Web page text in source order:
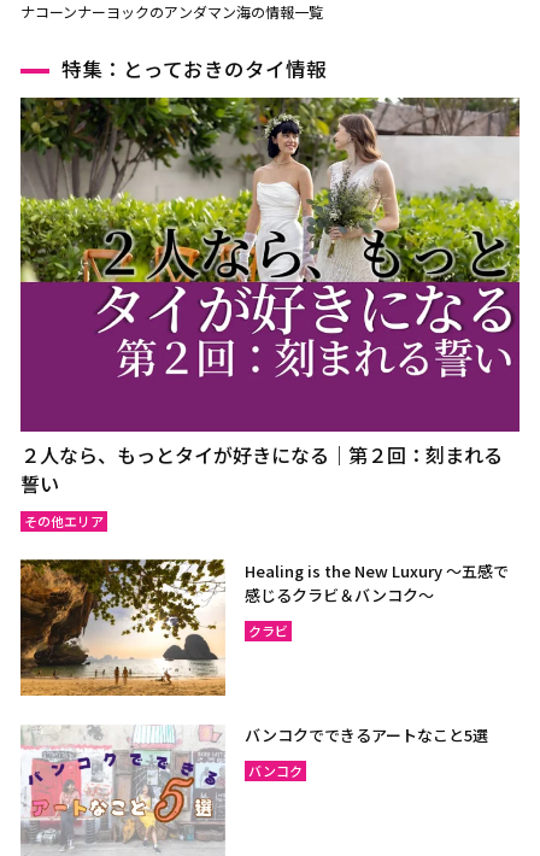
ナコーンナーヨックのアンダマン海の情報一覧
特集：とっておきのタイ情報
２人なら、もっとタイが好きになる｜第２回：刻まれる
誓い
その他エリア
Healing is the New Luxury ～五感で
感じるクラビ＆バンコク～
クラビ
バンコクでできるアートなこと5選
バンコク